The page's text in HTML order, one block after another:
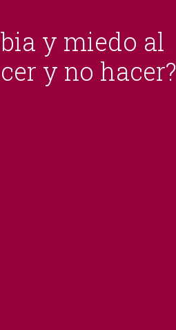
y miedo al
y no hacer?